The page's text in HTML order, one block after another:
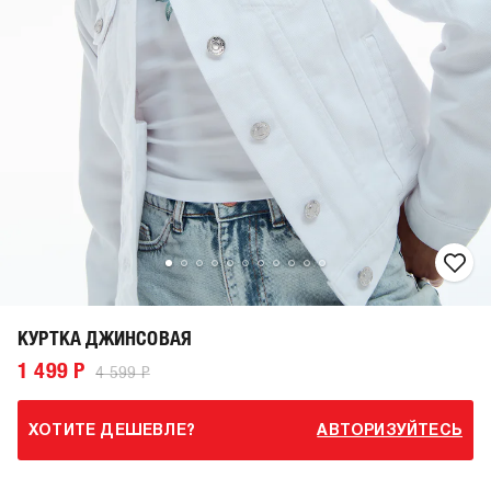
КУРТКА ДЖИНСОВАЯ
1 499 Р 4 599 Р
ХОТИТЕ ДЕШЕВЛЕ? АВТОРИЗУЙТЕСЬ